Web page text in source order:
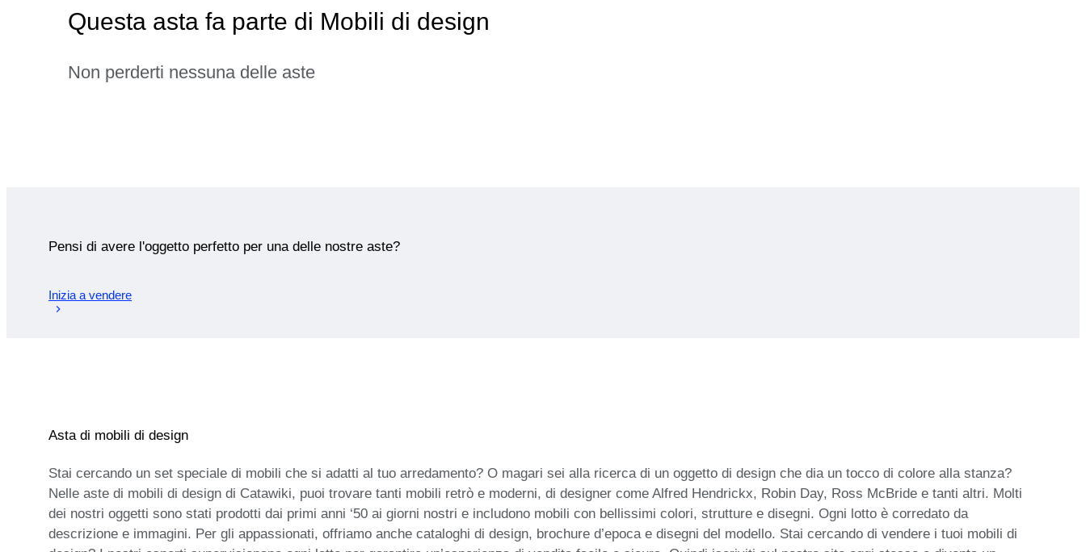
Questa asta fa parte di Mobili di design
Non perderti nessuna delle aste
Pensi di avere l'oggetto perfetto per una delle nostre aste?
Inizia a vendere
Asta di mobili di design
Stai cercando un set speciale di mobili che si adatti al tuo arredamento? O magari sei alla ricerca di un oggetto di design che dia un tocco di colore alla stanza?
Nelle aste di mobili di design di Catawiki, puoi trovare tanti mobili retrò e moderni, di designer come Alfred Hendrickx, Robin Day, Ross McBride e tanti altri. Molti
dei nostri oggetti sono stati prodotti dai primi anni ‘50 ai giorni nostri e includono mobili con bellissimi colori, strutture e disegni. Ogni lotto è corredato da
descrizione e immagini. Per gli appassionati, offriamo anche cataloghi di design, brochure d’epoca e disegni del modello. Stai cercando di vendere i tuoi mobili di